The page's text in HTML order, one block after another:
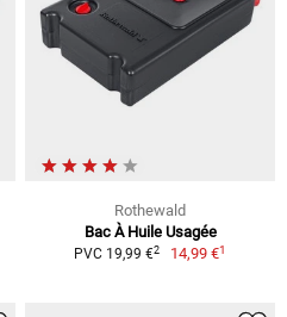
Rothewald
Bac À Huile Usagée
PVC 19,99 €2 14,99 €1